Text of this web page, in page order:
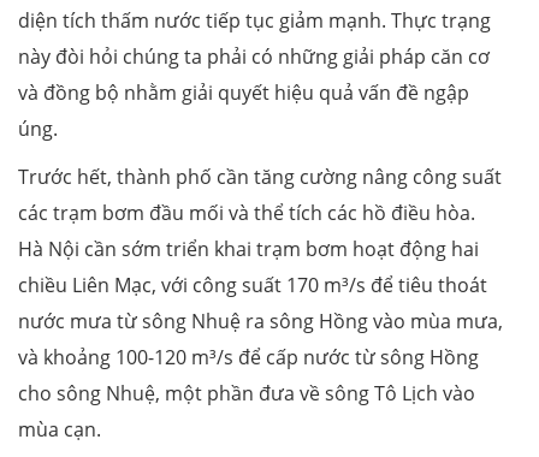
diện tích thấm nước tiếp tục giảm mạnh. Thực trạng
này đòi hỏi chúng ta phải có những giải pháp căn cơ
và đồng bộ nhằm giải quyết hiệu quả vấn đề ngập
úng.
Trước hết, thành phố cần tăng cường nâng công suất
các trạm bơm đầu mối và thể tích các hồ điều hòa.
Hà Nội cần sớm triển khai trạm bơm hoạt động hai
chiều Liên Mạc, với công suất 170 m³/s để tiêu thoát
nước mưa từ sông Nhuệ ra sông Hồng vào mùa mưa,
và khoảng 100-120 m³/s để cấp nước từ sông Hồng
cho sông Nhuệ, một phần đưa về sông Tô Lịch vào
mùa cạn.